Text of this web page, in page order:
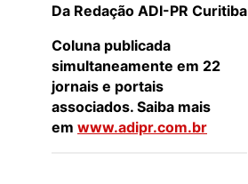
Da Redação ADI-PR Curitiba
Coluna publicada
simultaneamente em 22
jornais e portais
associados. Saiba mais
em www.adipr.com.br